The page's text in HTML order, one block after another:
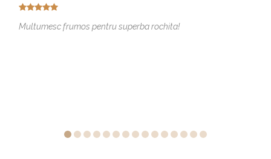
Multumesc frumos pentru superba rochita!